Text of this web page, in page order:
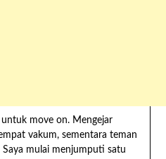
move on. Mengejar
vakum, sementara teman
mulai menjumputi satu